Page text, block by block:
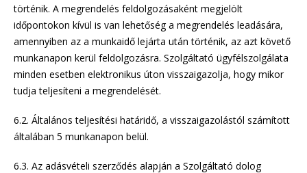
történik. A megrendelés feldolgozásaként megjelölt
időpontokon kívül is van lehetőség a megrendelés leadására,
amennyiben az a munkaidő lejárta után történik, az azt követő
munkanapon kerül feldolgozásra. Szolgáltató ügyfélszolgálata
minden esetben elektronikus úton visszaigazolja, hogy mikor
tudja teljesíteni a megrendelését.
6.2. Általános teljesítési határidő, a visszaigazolástól számított
általában 5 munkanapon belül.
6.3. Az adásvételi szerződés alapján a Szolgáltató dolog